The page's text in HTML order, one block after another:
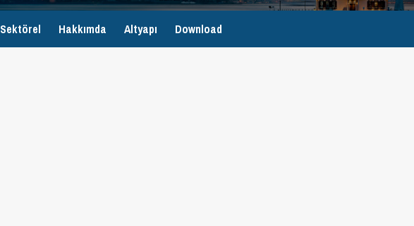
Sektörel Hakkımda Altyapı Download